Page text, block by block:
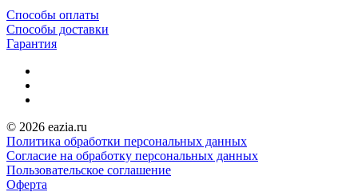
Способы оплаты
Способы доставки
Гарантия
© 2026 eazia.ru
Политика обработки персональных данных
Согласие на обработку персональных данных
Пользовательское соглашение
Оферта